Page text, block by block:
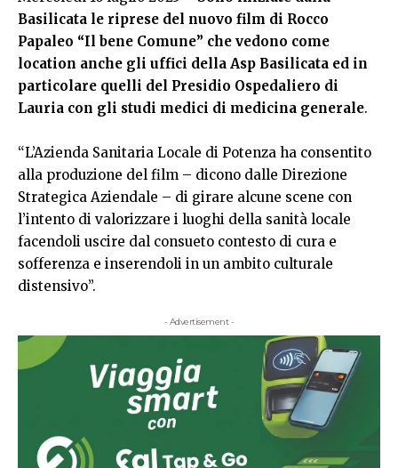
Basilicata le riprese del nuovo film di Rocco
Papaleo “Il bene Comune” che vedono come
location anche gli uffici della Asp Basilicata ed in
particolare quelli del Presidio Ospedaliero di
Lauria con gli studi medici di medicina generale.
“L’Azienda Sanitaria Locale di Potenza ha consentito
alla produzione del film – dicono dalle Direzione
Strategica Aziendale – di girare alcune scene con
l’intento di valorizzare i luoghi della sanità locale
facendoli uscire dal consueto contesto di cura e
sofferenza e inserendoli in un ambito culturale
distensivo”.
- Advertisement -